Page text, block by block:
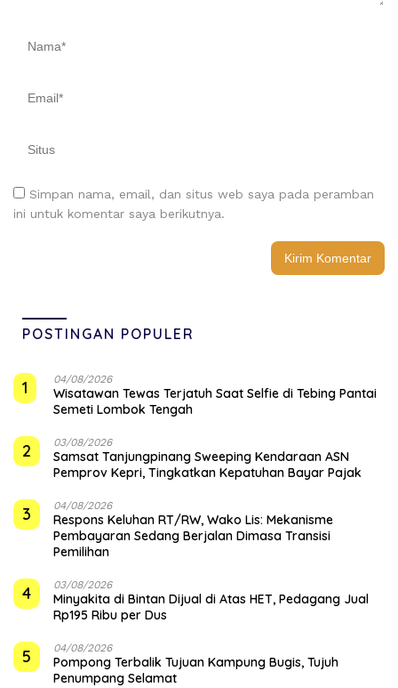
Simpan nama, email, dan situs web saya pada peramban
ini untuk komentar saya berikutnya.
POSTINGAN POPULER
1 04/08/2026
Wisatawan Tewas Terjatuh Saat Selfie di Tebing Pantai
Semeti Lombok Tengah
2 03/08/2026
Samsat Tanjungpinang Sweeping Kendaraan ASN
Pemprov Kepri, Tingkatkan Kepatuhan Bayar Pajak
3 04/08/2026
‎Respons Keluhan RT/RW, Wako Lis: Mekanisme
Pembayaran Sedang Berjalan Dimasa Transisi
Pemilihan
4 03/08/2026
Minyakita di Bintan Dijual di Atas HET, Pedagang Jual
Rp195 Ribu per Dus
5 04/08/2026
Pompong Terbalik Tujuan Kampung Bugis, Tujuh
Penumpang Selamat